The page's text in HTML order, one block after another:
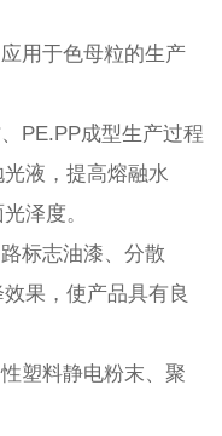
用于色母粒的生产
PE.PP成型生产过程
液，提高熔融水
泽度。
标志油漆、分散
果，使产品具有良
塑料静电粉末、聚